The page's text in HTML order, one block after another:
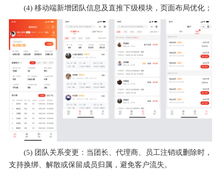
(4) 移动端新增团队信息及直推下级模块，页面布局优化；
(5) 团队关系变更：当团长、代理商、员工注销或删除时，
支持换绑、解散或保留成员归属，避免客户流失。